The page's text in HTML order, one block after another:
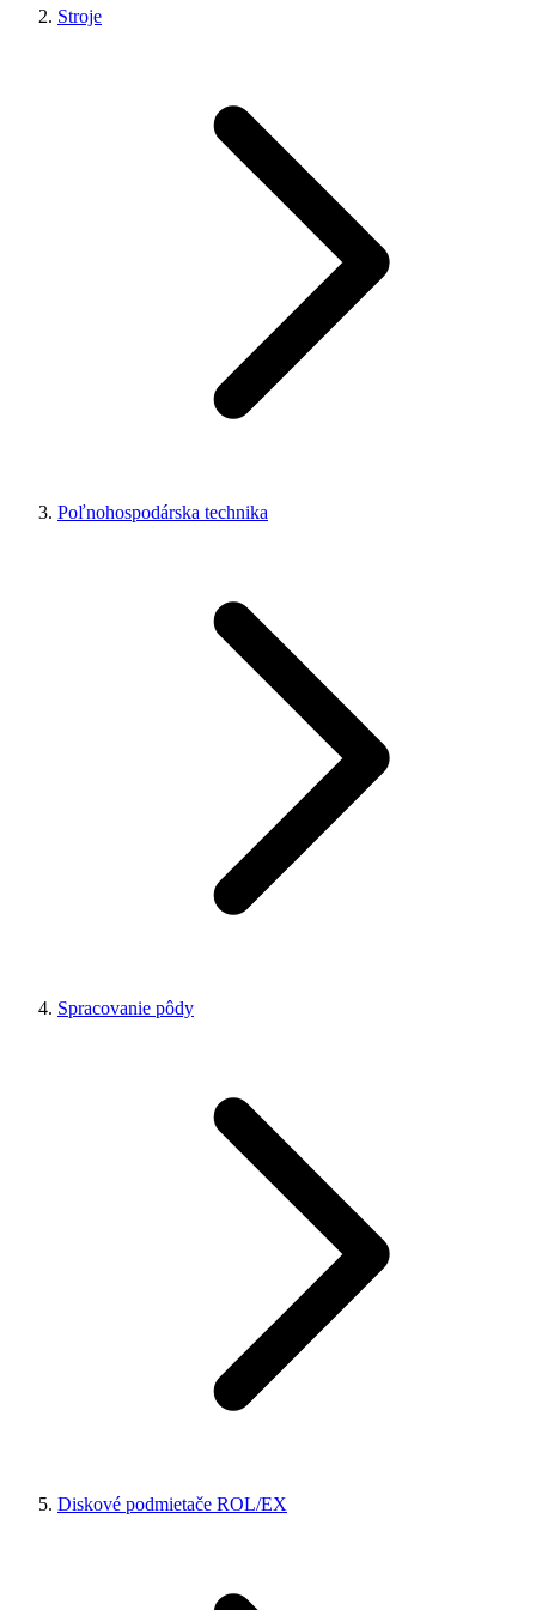
Stroje
Poľnohospodárska technika
Spracovanie pôdy
Diskové podmietače ROL/EX